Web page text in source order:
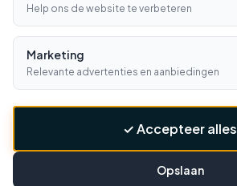
Klantenservice
Winkelen
Help ons de website te verbeteren
Marketing
Relevante advertenties en aanbiedingen
✓ Accepteer alles
Opslaan